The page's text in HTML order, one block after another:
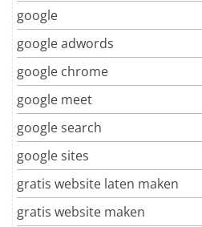
google
google adwords
google chrome
google meet
google search
google sites
gratis website laten maken
gratis website maken